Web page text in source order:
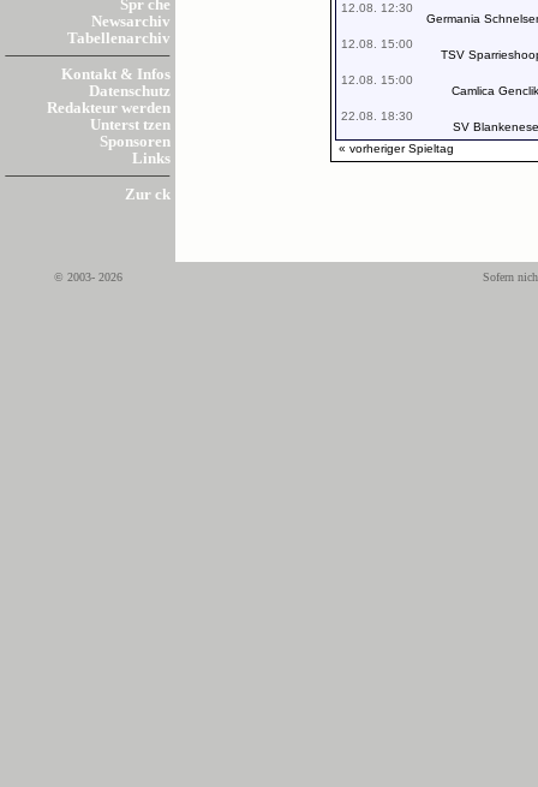
Spr che
Newsarchiv
Tabellenarchiv
Kontakt & Infos
Datenschutz
Redakteur werden
Unterst tzen
Sponsoren
Links
Zur ck
12.08. 12:30
Germania
12.08. 15:00
TSV
12.08. 15:00
Camlica
22.08. 18:30
SV
« vorheriger Spieltag
© 2003- 2026 Sofern